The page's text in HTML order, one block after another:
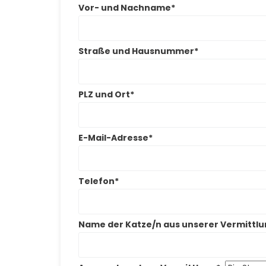
Vor- und Nachname*
Straße und Hausnummer*
PLZ und Ort*
E-Mail-Adresse*
Telefon*
Name der Katze/n aus unserer